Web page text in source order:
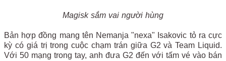
Magisk sắm vai người hùng
Bản hợp đồng mang tên Nemanja "nexa" Isakovic tỏ ra cực
kỳ có giá trị trong cuộc chạm trán giữa G2 và Team Liquid.
Với 50 mạng trong tay, anh đưa G2 đến với tấm vé vào bán